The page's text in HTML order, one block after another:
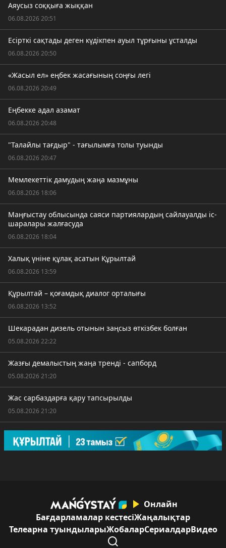
Аяусыз соққыға жыққан
06.08.2026 20:51
Есірткі сақтады деген күдікпен ауыл тұрғыны ұсталды
06.08.2026 20:50
«Жасыл ел» еңбек жасағының соңғы легі
06.08.2026 20:49
Еңбекке адал азамат
06.08.2026 20:48
"Талайлы тағдыр" - тағылымға толы туынды
06.08.2026 20:47
Мемлекеттік дамудың жаңа мазмұны
06.08.2026 18:06
Маңғыстау облысында саяси партиялардың сайлауалды іс-
шаралары жалғасуда
06.08.2026 18:04
Халық үніне құлақ асатын Құрылтай
06.08.2026 13:59
Құрылтай – қоғамдық диалог орталығы
06.08.2026 13:52
Шекарадан дизель отынын заңсыз өткізбек болған
05.08.2026 22:22
Жазғы демалыстың жаңа тренді - сапборд
05.08.2026 21:20
Жас сарбаздарға қару тапсырылды
05.08.2026 21:20
Онлайн
Бағдарламалар кестесіЖаңалықтар
Телеарна туындыларыЖобаларСериалдарВидео